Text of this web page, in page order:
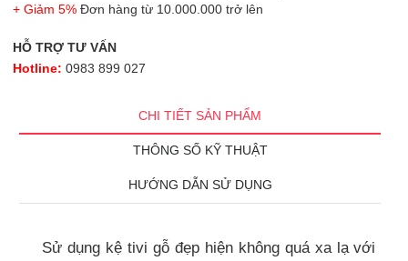
+ Giảm 5% Đơn hàng từ 10.000.000 trở lên
HỖ TRỢ TƯ VẤN
Hotline: 0983 899 027
CHI TIẾT SẢN PHẨM
THÔNG SỐ KỸ THUẬT
HƯỚNG DẪN SỬ DỤNG
Sử dụng kệ tivi gỗ đẹp hiện không quá xa lạ với